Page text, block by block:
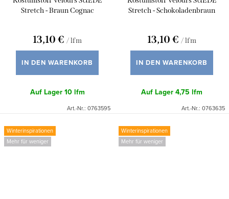
Stretch - Braun Cognac
13,10 € / lfm
IN DEN WARENKORB
Auf Lager10 lfm
Art.-Nr.: 0763595
Stretch - Schokoladenbraun
13,10 € / lfm
IN DEN WARENKORB
Auf Lager4,75 lfm
Art.-Nr.: 0763635
Winterinspirationen
Mehr für weniger
Winterinspirationen
Mehr für weniger